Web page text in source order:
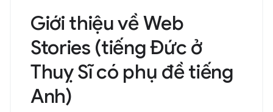
Giới thiệu về Web
Stories (tiếng Đức ở
Thuỵ Sĩ có phụ đề tiếng
Anh)